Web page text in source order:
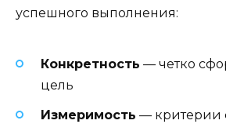
успешного выполнения:
Конкретность — четко
цель
Измеримость — критерии